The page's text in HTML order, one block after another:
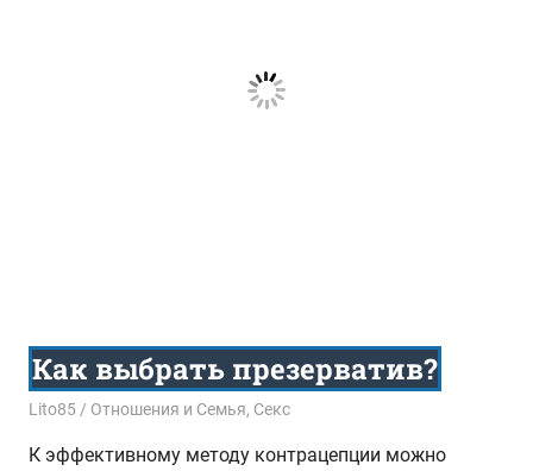
Как выбрать презерватив?
24.04.2017
Lito85 Отношения и Семья, Секс
К эффективному методу контрацепции можно